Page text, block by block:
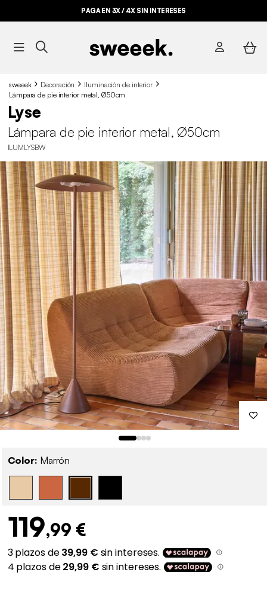
PAGA EN 3X / 4X SIN INTERESES
sweeek Decoración
Iluminación de interior
Lámpara de pie interior metal, Ø50cm
Lyse
Lámpara de pie interior metal, Ø50cm
ILUMLYSBW
Color: Marrón
119,99 €